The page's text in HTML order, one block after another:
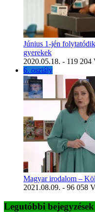
Június 1-jén
gyerekek
2020.05.18. - 119 204
6. osztály
Magyar irodalom –
2021.08.09. - 96 058
Legutóbbi bejegyzések